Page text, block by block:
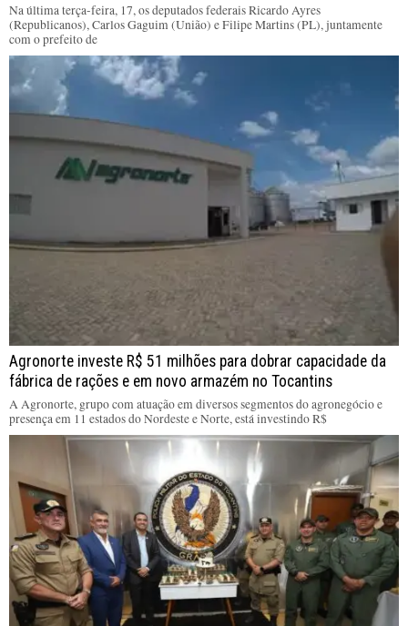
Na última terça-feira, 17, os deputados federais Ricardo Ayres
(Republicanos), Carlos Gaguim (União) e Filipe Martins (PL), juntamente
com o prefeito de
Agronorte investe R$ 51 milhões para dobrar capacidade da
fábrica de rações e em novo armazém no Tocantins
A Agronorte, grupo com atuação em diversos segmentos do agronegócio e
presença em 11 estados do Nordeste e Norte, está investindo R$